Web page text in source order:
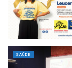
SAÚDE